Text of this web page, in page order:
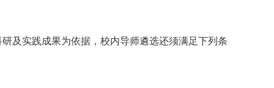
及实践成果为依据，校内导师遴选还须满足下列条